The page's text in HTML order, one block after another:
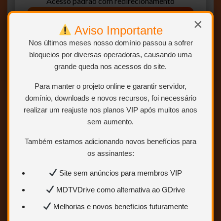
×
Aviso Importante
Nos últimos meses nosso domínio passou a sofrer
bloqueios por diversas operadoras, causando uma
grande queda nos acessos do site.
Para manter o projeto online e garantir servidor,
domínio, downloads e novos recursos, foi necessário
realizar um reajuste nos planos VIP após muitos anos
sem aumento.
Também estamos adicionando novos benefícios para
os assinantes:
Site sem anúncios para membros VIP
MDTVDrive como alternativa ao GDrive
Melhorias e novos benefícios futuramente
Clique para acessar os links disponíveis
Screenshots